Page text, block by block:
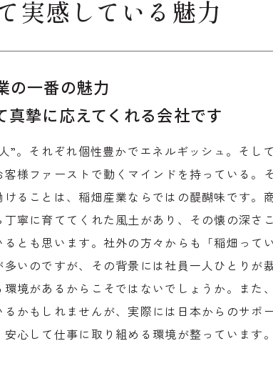
実感している魅力
の一番の魅力
真摯に応えてくれる会社です
”。それぞれ個性豊かでエネルギッシュ。そし
客様ファーストで動くマインドを持っている。
ることは、稲畑産業ならではの醍醐味です。
寧に育ててくれた風土があり、その懐の深さ
とも思います。社外の方々からも「稲畑って
いのですが、その背景には社員一人ひとりが裁
境があるからこそではないでしょうか。また
かもしれませんが、実際には日本からのサポ
心して仕事に取り組める環境が整っています。